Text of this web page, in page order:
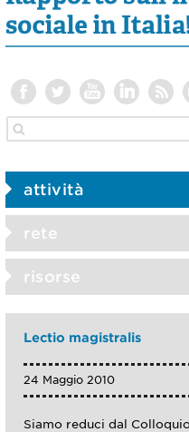
attività
rete
risorse
Lectio magistralis
24 Maggio 2010
Siamo reduci dal